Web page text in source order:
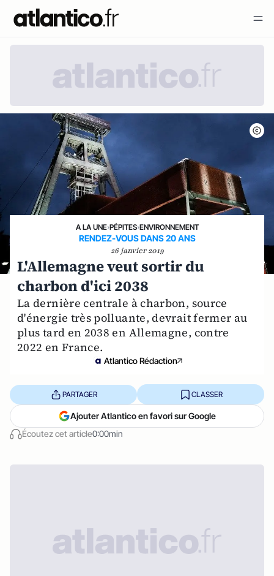
A LA UNE›PÉPITES›ENVIRONNEMENT
RENDEZ-VOUS DANS 20 ANS
26 janvier 2019
L'Allemagne veut sortir du
charbon d'ici 2038
La dernière centrale à charbon, source
d'énergie très polluante, devrait fermer au
plus tard en 2038 en Allemagne, contre
2022 en France.
Atlantico Rédaction
Écoutez cet article0:00min
PARTAGER CLASSER
Ajouter Atlantico en favori sur Google